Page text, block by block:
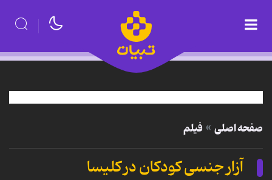
صفحه اصلی فیلم
آزار جنسی کودکان در کلیسا